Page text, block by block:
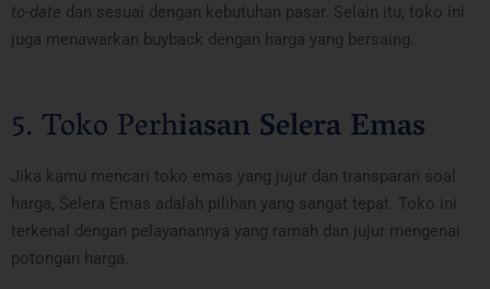
to-date dan sesuai dengan kebutuhan pasar. Selain itu, toko ini
juga menawarkan buyback dengan harga yang bersaing.
5. Toko Perhiasan Selera Emas
Jika kamu mencari toko emas yang jujur dan transparan soal
harga, Selera Emas adalah pilihan yang sangat tepat. Toko ini
terkenal dengan pelayanannya yang ramah dan jujur mengenai
potongan harga.